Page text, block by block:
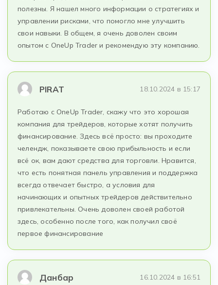
полезны. Я нашел много информации о стратегиях и
управлении рисками, что помогло мне улучшить
свои навыки. В общем, я очень доволен своим
опытом с OneUp Trader и рекомендую эту компанию.
PIRAT 18.10.2024 в 15:17
Работаю с OneUp Trader, скажу что это хорошая
компания для трейдеров, которые хотят получить
финансирование. Здесь всё просто: вы проходите
челендж, показываете свою прибыльность и если
всё ок, вам дают средства для торговли. Нравится,
что есть понятная панель управления и поддержка
всегда отвечает быстро, а условия для
начинающих и опытных трейдеров действительно
привлекательны. Очень доволен своей работой
здесь, особенно после того, как получил своё
первое финансирование
Данбар 16.10.2024 в 16:51